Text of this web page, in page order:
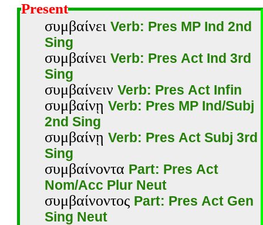
Present
συμβαίνειVerb: Pres MP Ind 2nd
Sing
συμβαίνειVerb: Pres Act Ind 3rd
Sing
συμβαίνεινVerb: Pres Act Infin
συμβαίνῃVerb: Pres MP Ind/Subj
2nd Sing
συμβαίνῃVerb: Pres Act Subj 3rd
Sing
συμβαίνοντα Part: Pres Act
Nom/Acc Plur Neut
συμβαίνοντος Part: Pres Act Gen
Sing Neut